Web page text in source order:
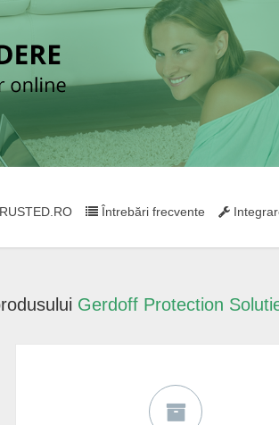
Întrebări frecvente
Gerdoff Protection